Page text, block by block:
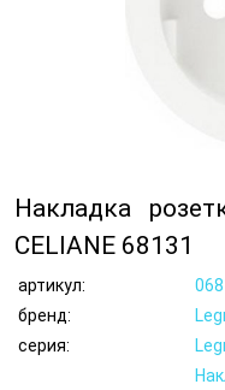
Накладка
CELIANE 68131
артикул:
бренд:
серия: